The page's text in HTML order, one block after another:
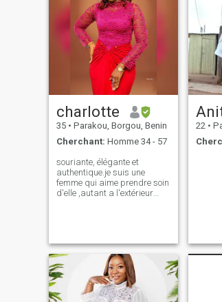
charlotte
35 • Parakou, Borgou, Benin
Cherchant: Homme 34 - 57
souriante, élégante et
authentique.je suis une
femme qui aime prendre soin
d'elle ,autant a l'extérieur
qu'elle veulent.Travailleuse, a
l'écoute et toujours un brin de
bonne humeur.si tu
recherches une relation
sérieuse basé sur le respect
et la complicité .
22 •